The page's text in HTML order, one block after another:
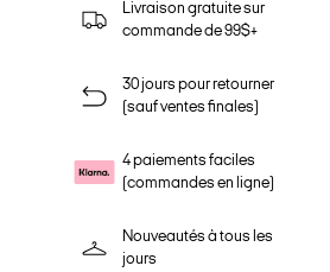
Livraison gratuite sur
commande de 99$+
30 jours pour retourner
(sauf ventes finales)
4 paiements faciles
(commandes en ligne)
Nouveautés à tous les
jours